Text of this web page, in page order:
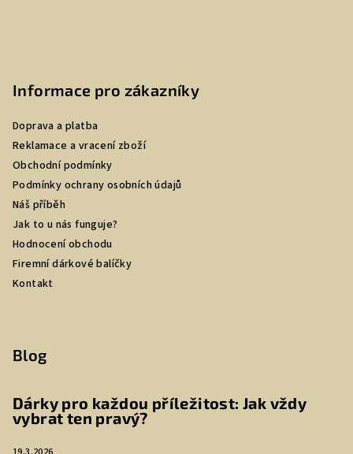
Informace pro zákazníky
Doprava a platba
Reklamace a vracení zboží
Obchodní podmínky
Podmínky ochrany osobních údajů
Náš příběh
Jak to u nás funguje?
Hodnocení obchodu
Firemní dárkové balíčky
Kontakt
Blog
Dárky pro každou příležitost: Jak vždy
vybrat ten pravý?